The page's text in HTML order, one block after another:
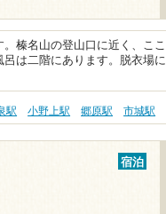
榛名山の登山口に近く、ここ
は二階にあります。脱衣場に
駅 小野上駅 郷原駅 市城駅
宿泊